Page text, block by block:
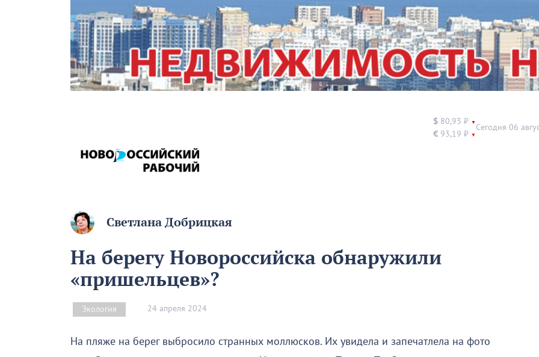
$ 80,93 ₽ ▼
€ 93,19 ₽ ▼
Сегодня 06
Светлана Добрицкая
На берегу Новороссийска обнаружили
«пришельцев»?
Экология 24 апреля 2024
На пляже на берег выбросило странных моллюсков. Их увидела и запечатлела на фото